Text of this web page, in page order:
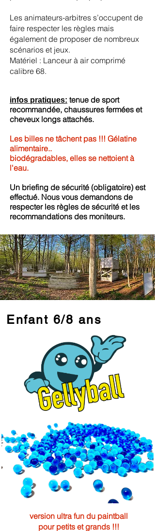
Les animateurs-arbitres s’occupent de
faire respecter les règles mais
également de proposer de nombreux
scénarios et jeux.
Matériel : Lanceur à air comprimé
calibre 68.
infos pratiques: tenue de sport
recommandée, chaussures fermées et
cheveux longs attachés.
Les billes ne tâchent pas !!! Gélatine
alimentaire..
biodégradables, elles se nettoient à
l'eau.
Un briefing de sécurité (obligatoire) est
effectué. Nous vous demandons de
respecter les règles de sécurité et les
recommandations des moniteurs.
Enfant 6/8 ans
version ultra fun du paintball
pour petits et grands !!!